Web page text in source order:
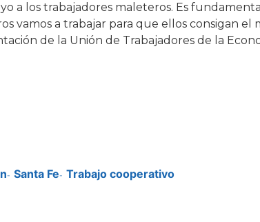
a los trabajadores maleteros. Es
vamos a trabajar para que ellos consigan el
de la Unión de Trabajadores de la
- Santa Fe- Trabajo cooperativo